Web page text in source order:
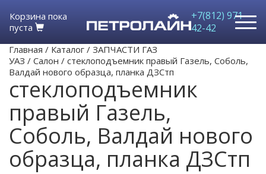
Корзина пока
пуста
+7(812) 971-
42-42
Главная / Каталог / ЗАПЧАСТИ ГАЗ
УАЗ / Салон / стеклоподъемник правый Газель, Соболь,
Валдай нового образца, планка ДЗСтп
стеклоподъемник
правый Газель,
Соболь, Валдай нового
образца, планка ДЗСтп